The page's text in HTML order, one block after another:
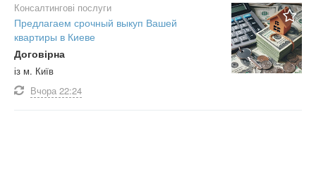
Консалтингові послуги
Предлагаем срочный выкуп Вашей
квартиры в Киеве
Договірна
із м. Київ
Вчора 22:24